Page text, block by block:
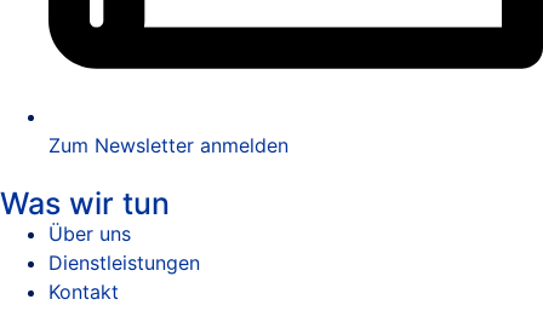
Zum Newsletter anmelden
Was wir tun
Über uns
Dienstleistungen
Kontakt